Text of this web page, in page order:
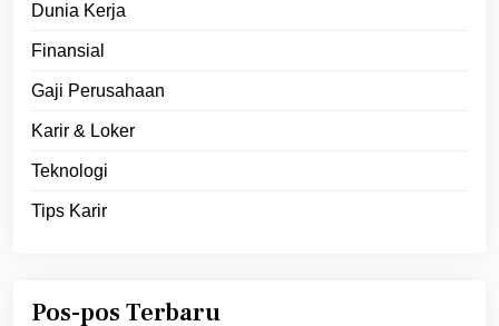
Dunia Kerja
Finansial
Gaji Perusahaan
Karir & Loker
Teknologi
Tips Karir
Pos-pos Terbaru